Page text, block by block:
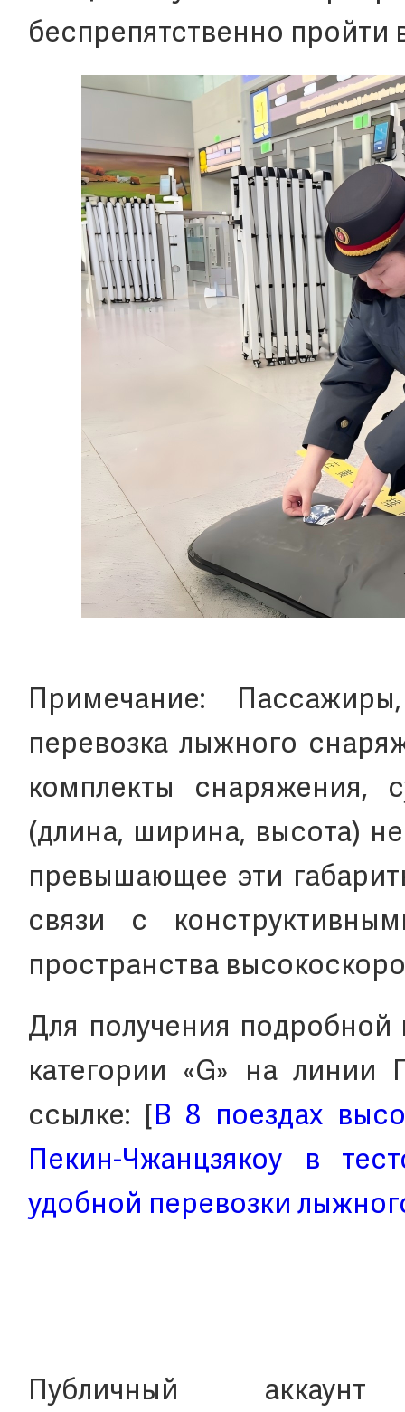
беспрепятственно пройти
Примечание:
перевозка лыжного
комплекты снаряжения,
(длина, ширина, высота)
превышающее эти
связи с
пространства
Для получения
категории «G» на линии
ссылке: [В 8 поездах
Пекин-Чжанцзякоу в
удобной перевозки
Публичный